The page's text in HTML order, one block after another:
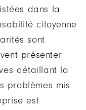
dans la
citoyenne
sont
présenter
détaillant la
problèmes mis
est